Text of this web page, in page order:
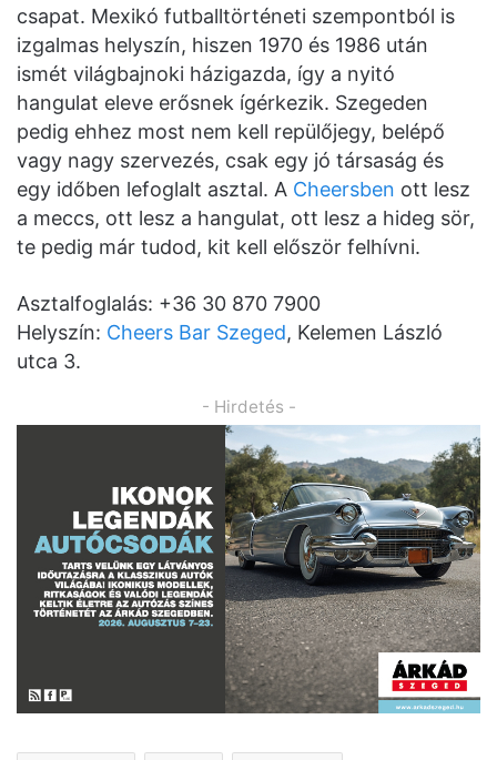
csapat. Mexikó futballtörténeti szempontból is
izgalmas helyszín, hiszen 1970 és 1986 után
ismét világbajnoki házigazda, így a nyitó
hangulat eleve erősnek ígérkezik. Szegeden
pedig ehhez most nem kell repülőjegy, belépő
vagy nagy szervezés, csak egy jó társaság és
egy időben lefoglalt asztal. A Cheersben ott lesz
a meccs, ott lesz a hangulat, ott lesz a hideg sör,
te pedig már tudod, kit kell először felhívni.
Asztalfoglalás: +36 30 870 7900
Helyszín: Cheers Bar Szeged, Kelemen László
utca 3.
- Hirdetés -